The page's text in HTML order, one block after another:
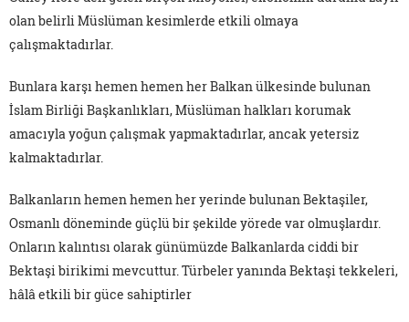
olan belirli Müslüman kesimlerde etkili olmaya
çalışmaktadırlar.
Bunlara karşı hemen hemen her Balkan ülkesinde bulunan
İslam Birliği Başkanlıkları, Müslüman halkları korumak
amacıyla yoğun çalışmak yapmaktadırlar, ancak yetersiz
kalmaktadırlar.
Balkanların hemen hemen her yerinde bulunan Bektaşiler,
Osmanlı döneminde güçlü bir şekilde yörede var olmuşlardır.
Onların kalıntısı olarak günümüzde Balkanlarda ciddi bir
Bektaşi birikimi mevcuttur. Türbeler yanında Bektaşi tekkeleri,
hâlâ etkili bir güce sahiptirler